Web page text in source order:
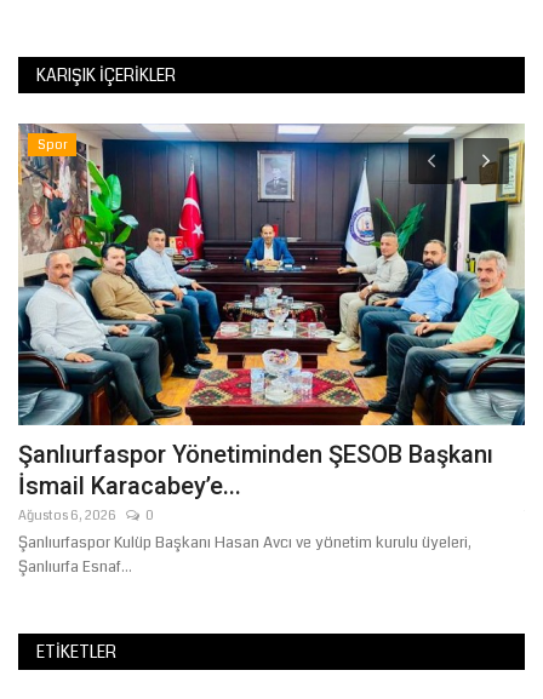
KARIŞIK İÇERIKLER
Spor
Şanlıurfaspor Yönetiminden ŞESOB Başkanı
İsmail Karacabey’e...
Ağustos 6, 2026 0
Şanlıurfaspor Kulüp Başkanı Hasan Avcı ve yönetim kurulu üyeleri,
Şanlıurfa Esnaf...
ETIKETLER